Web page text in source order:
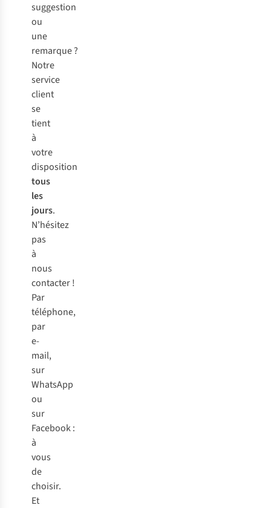
suggestion
ou
une
remarque ?
Notre
service
client
se
tient
à
votre
disposition
tous
les
jours.
N’hésitez
pas
à
nous
contacter !
Par
téléphone,
par
e-
mail,
sur
WhatsApp
ou
sur
Facebook :
à
vous
de
choisir.
Et